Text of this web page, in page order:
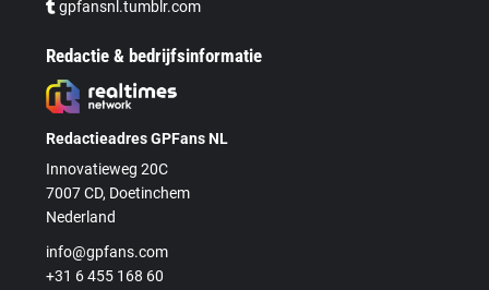
gpfansnl.tumblr.com
Redactie & bedrijfsinformatie
Redactieadres GPFans NL
Innovatieweg 20C
7007 CD, Doetinchem
Nederland
info@gpfans.com
+31 6 455 168 60